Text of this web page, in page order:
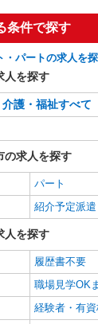
条件で探す
・パートの求人を
人を探す
介護・福祉すべて
の求人を探す
パート
紹介予定派遣
人を探す
履歴書不要
職場見学OK
経験者・有